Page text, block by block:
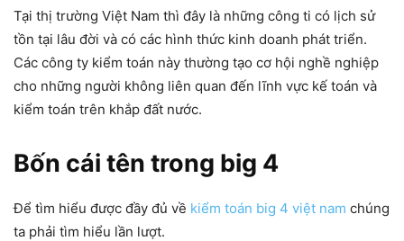
Tại thị trường Việt Nam thì đây là những công ti có lịch sử
tồn tại lâu đời và có các hình thức kinh doanh phát triển.
Các công ty kiểm toán này thường tạo cơ hội nghề nghiệp
cho những người không liên quan đến lĩnh vực kế toán và
kiểm toán trên khắp đất nước.
Bốn cái tên trong big 4
Để tìm hiểu được đầy đủ về kiểm toán big 4 việt nam chúng
ta phải tìm hiểu lần lượt.